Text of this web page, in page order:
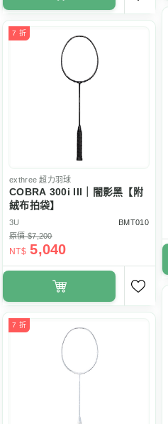
7 折
exthree 超力羽球
COBRA 300i III｜闇影黑【附
絨布拍袋】
3U
BMT010
原價 $7,200
NT$ 5,040
7 折